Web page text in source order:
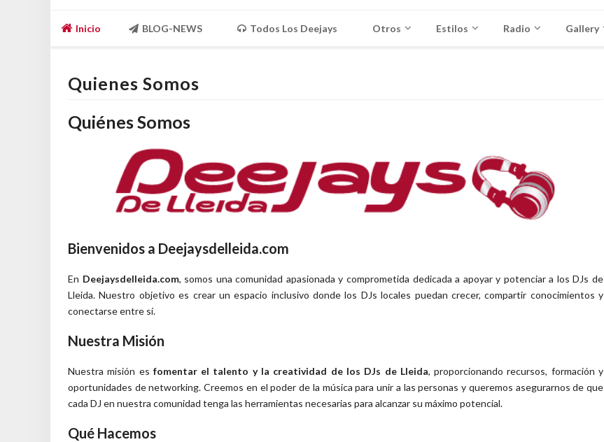
Inicio BLOG-NEWS Todos Los Deejays Otros Estilos Radio Gallery
Quienes Somos
Quiénes Somos
Bienvenidos a Deejaysdelleida.com
En Deejaysdelleida.com, somos una comunidad apasionada y comprometida dedicada a apoyar y potenciar a los DJs de
Lleida. Nuestro objetivo es crear un espacio inclusivo donde los DJs locales puedan crecer, compartir conocimientos y
conectarse entre sí.
Nuestra Misión
Nuestra misión es fomentar el talento y la creatividad de los DJs de Lleida, proporcionando recursos, formación y
oportunidades de networking. Creemos en el poder de la música para unir a las personas y queremos asegurarnos de que
cada DJ en nuestra comunidad tenga las herramientas necesarias para alcanzar su máximo potencial.
Qué Hacemos